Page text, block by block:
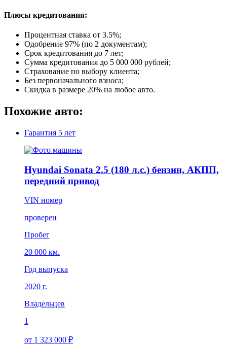
Плюсы кредитования:
Процентная ставка от 3.5%;
Одобрение 97% (по 2 документам);
Срок кредитования до 7 лет;
Сумма кредитования до 5 000 000 рублей;
Страхование по выбору клиента;
Без первоначального взноса;
Скидка в размере 20% на любое авто.
Похожие авто:
Гарантия 5 лет
Hyundai Sonata 2.5 (180 л.с.) бензин, АКПП,
передний привод
VIN номер
проверен
Пробег
20 000 км.
Год выпуска
2020 г.
Владельцев
1
от 1 323 000 ₽